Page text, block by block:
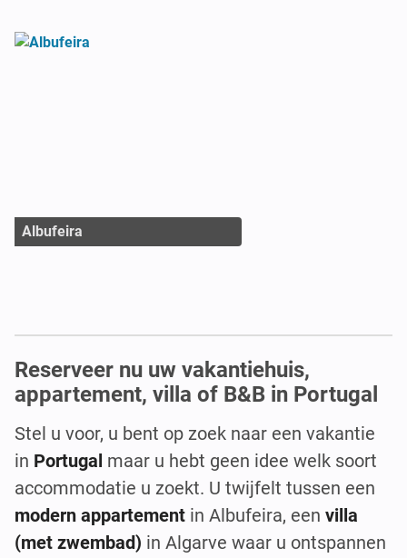
Albufeira
Reserveer nu uw vakantiehuis,
appartement, villa of B&B in Portugal
Stel u voor, u bent op zoek naar een vakantie
in Portugal maar u hebt geen idee welk soort
accommodatie u zoekt. U twijfelt tussen een
modern appartement in Albufeira, een villa
(met zwembad) in Algarve waar u ontspannen